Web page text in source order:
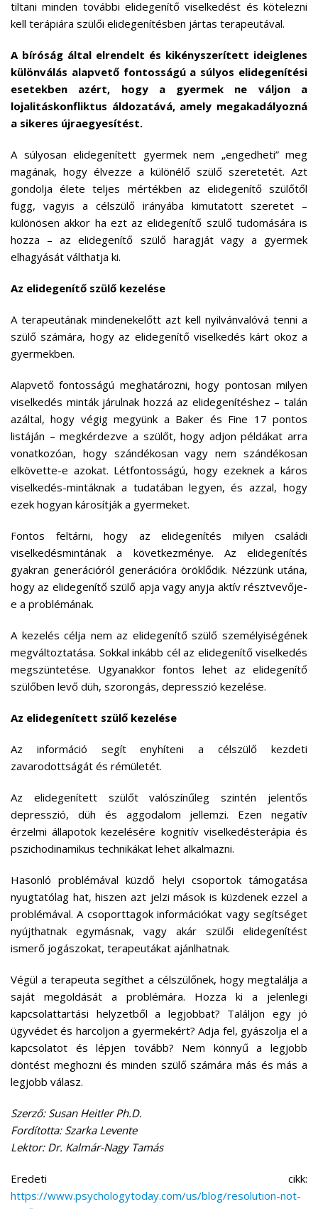
tiltani minden további elidegenítő viselkedést és kötelezni
kell terápiára szülői elidegenítésben jártas terapeutával.
A bíróság által elrendelt és kikényszerített ideiglenes
különválás alapvető fontosságú a súlyos elidegenítési
esetekben azért, hogy a gyermek ne váljon a
lojalitáskonfliktus áldozatává, amely megakadályozná
a sikeres újraegyesítést.
A súlyosan elidegenített gyermek nem „engedheti” meg
magának, hogy élvezze a különélő szülő szeretetét. Azt
gondolja élete teljes mértékben az elidegenítő szülőtől
függ, vagyis a célszülő irányába kimutatott szeretet –
különösen akkor ha ezt az elidegenítő szülő tudomására is
hozza – az elidegenítő szülő haragját vagy a gyermek
elhagyását válthatja ki.
Az elidegenítő szülő kezelése
A terapeutának mindenekelőtt azt kell nyilvánvalóvá tenni a
szülő számára, hogy az elidegenítő viselkedés kárt okoz a
gyermekben.
Alapvető fontosságú meghatározni, hogy pontosan milyen
viselkedés minták járulnak hozzá az elidegenítéshez – talán
azáltal, hogy végig megyünk a Baker és Fine 17 pontos
listáján – megkérdezve a szülőt, hogy adjon példákat arra
vonatkozóan, hogy szándékosan vagy nem szándékosan
elkövette-e azokat. Létfontosságú, hogy ezeknek a káros
viselkedés-mintáknak a tudatában legyen, és azzal, hogy
ezek hogyan károsítják a gyermeket.
Fontos feltárni, hogy az elidegenítés milyen családi
viselkedésmintának a következménye. Az elidegenítés
gyakran generációról generációra öröklődik. Nézzünk utána,
hogy az elidegenítő szülő apja vagy anyja aktív résztvevője-
e a problémának.
A kezelés célja nem az elidegenítő szülő személyiségének
megváltoztatása. Sokkal inkább cél az elidegenítő viselkedés
megszüntetése. Ugyanakkor fontos lehet az elidegenítő
szülőben levő düh, szorongás, depresszió kezelése.
Az elidegenített szülő kezelése
Az információ segít enyhíteni a célszülő kezdeti
zavarodottságát és rémületét.
Az elidegenített szülőt valószínűleg szintén jelentős
depresszió, düh és aggodalom jellemzi. Ezen negatív
érzelmi állapotok kezelésére kognitív viselkedésterápia és
pszichodinamikus technikákat lehet alkalmazni.
Hasonló problémával küzdő helyi csoportok támogatása
nyugtatólag hat, hiszen azt jelzi mások is küzdenek ezzel a
problémával. A csoporttagok információkat vagy segítséget
nyújthatnak egymásnak, vagy akár szülői elidegenítést
ismerő jogászokat, terapeutákat ajánlhatnak.
Végül a terapeuta segíthet a célszülőnek, hogy megtalálja a
saját megoldását a problémára. Hozza ki a jelenlegi
kapcsolattartási helyzetből a legjobbat? Találjon egy jó
ügyvédet és harcoljon a gyermekért? Adja fel, gyászolja el a
kapcsolatot és lépjen tovább? Nem könnyű a legjobb
döntést meghozni és minden szülő számára más és más a
legjobb válasz.
Szerző: Susan Heitler Ph.D.
Fordította: Szarka Levente
Lektor: Dr. Kalmár-Nagy Tamás
Eredeti cikk:
https://www.psychologytoday.com/us/blog/resolution-not-